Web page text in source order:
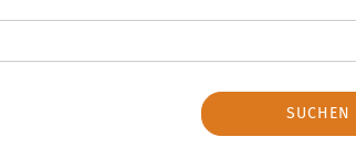
SUCHEN